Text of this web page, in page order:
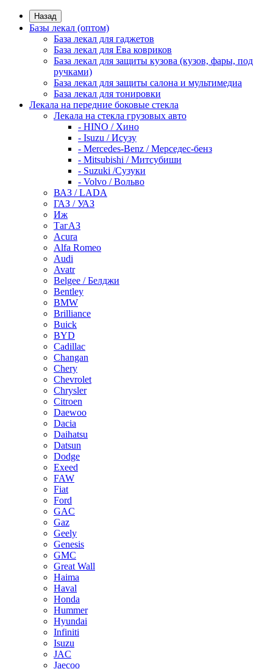
Назад
Базы лекал (оптом)
База лекал для гаджетов
База лекал для Ева ковриков
База лекал для защиты кузова (кузов, фары, под
ручками)
База лекал для защиты салона и мультимедиа
База лекал для тонировки
Лекала на передние боковые стекла
Лекала на стекла грузовых авто
- HINO / Хино
- Isuzu / Исузу
- Mercedes-Benz / Мерседес-бенз
- Mitsubishi / Митсубиши
- Suzuki /Сузуки
- Volvo / Вольво
ВАЗ / LADA
ГАЗ / УАЗ
Иж
ТагАЗ
Acura
Alfa Romeo
Audi
Avatr
Belgee / Белджи
Bentley
BMW
Brilliance
Buick
BYD
Cadillac
Changan
Chery
Chevrolet
Chrysler
Citroen
Daewoo
Dacia
Daihatsu
Datsun
Dodge
Exeed
FAW
Fiat
Ford
GAC
Gaz
Geely
Genesis
GMC
Great Wall
Haima
Haval
Honda
Hummer
Hyundai
Infiniti
Isuzu
JAC
Jaecoo